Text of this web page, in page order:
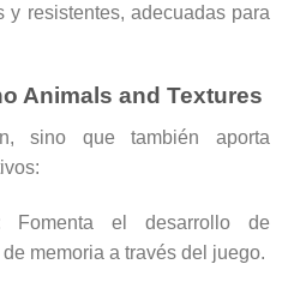
y resistentes, adecuadas para
Animals and Textures
sino que también aporta
Fomenta el desarrollo de
memoria a través del juego.